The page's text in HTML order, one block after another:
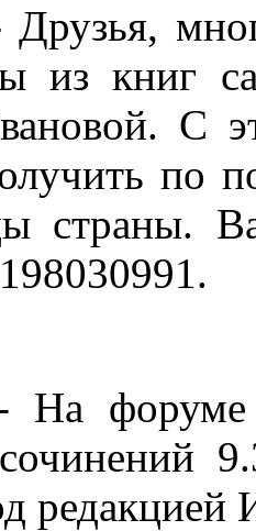
Друзья,
из книг
С
по
страны.
На форуме